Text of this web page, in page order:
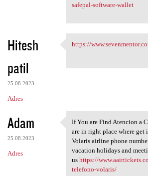
safepal-software-wallet
Hitesh
patil
25.08.2023
Adres
https://
https://
Adam
25.08.2023
Adres
If You are Find
If You are Find Atencion a
are in right place where get
Volaris airline phone
vacation holidays and
us https://
telefono-volaris/